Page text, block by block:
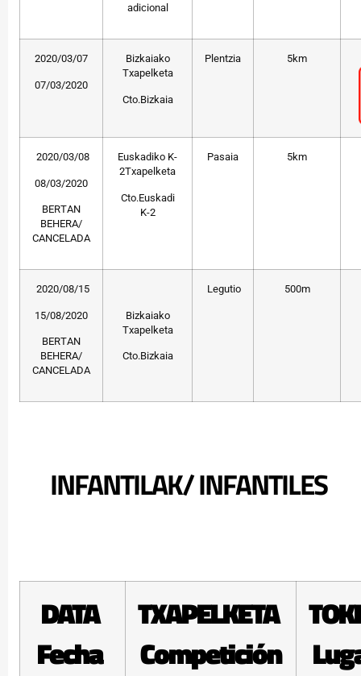
adicional
2020/03/07
07/03/2020
Bizkaiako
Txapelketa
Cto.Bizkaia
Plentzia 5km
2020/03/08
08/03/2020
BERTAN
BEHERA/
CANCELADA
Euskadiko K-
2Txapelketa
Cto.Euskadi
K-2
Pasaia 5km
2020/08/15
15/08/2020
BERTAN
BEHERA/
CANCELADA
Bizkaiako
Txapelketa
Cto.Bizkaia
Legutio 500m
INFANTILAK/ INFANTILES
DATA
Fecha
TXAPELKETA
Competición